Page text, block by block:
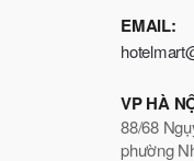
EMAIL:
VP HÀ
88/68
phường